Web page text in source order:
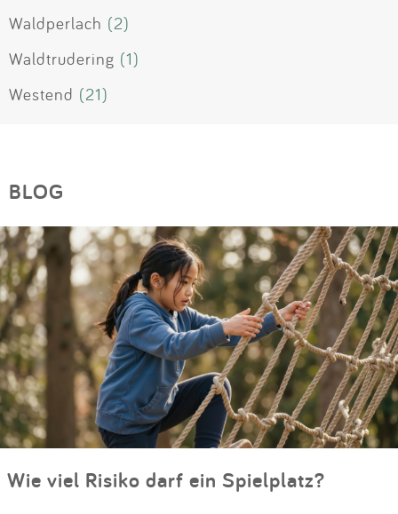
Waldperlach (2)
Waldtrudering (1)
Westend (21)
BLOG
Wie viel Risiko darf ein Spielplatz?